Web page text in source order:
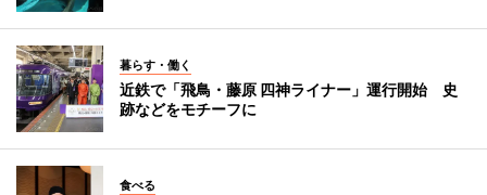
暮らす・働く
近鉄で「飛鳥・藤原 四神ライナー」運行開始 史
跡などをモチーフに
食べる